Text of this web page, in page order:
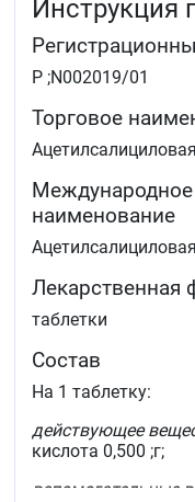
Инструкция
Р ;N002019/01
Торговое
Международное
наименование
Лекарственная
таблетки
Состав
На 1 таблетку:
действующее
кислота 0,500 ;г;
вспомогательные